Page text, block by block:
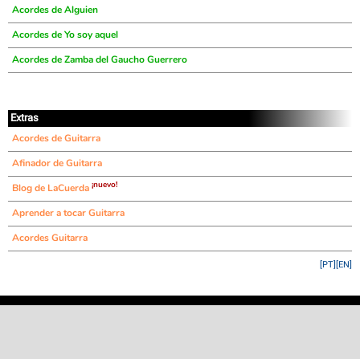
Acordes de Alguien
Acordes de Yo soy aquel
Acordes de Zamba del Gaucho Guerrero
Extras
Acordes de Guitarra
Afinador de Guitarra
Blog de LaCuerda ¡nuevo!
Aprender a tocar Guitarra
Acordes Guitarra
[EN]
[PT]